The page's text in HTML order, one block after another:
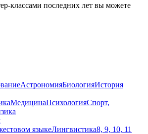
классами последних лет вы можете
АстрономияБиологияИстория
МедицинаПсихологияСпорт,
языкеЛингвистика8, 9, 10, 11